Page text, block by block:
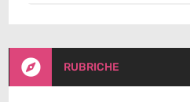
 RUBRICHE